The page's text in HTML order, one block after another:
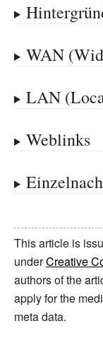
WAN
LAN
Weblinks
This article is
underCreative
authors of the
apply for the
meta data.